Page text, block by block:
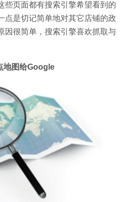
些页面都有搜索引擎希望看到的
点是切记简单地对其它店铺的政
因很简单，搜索引擎喜欢抓取与
地图给Google